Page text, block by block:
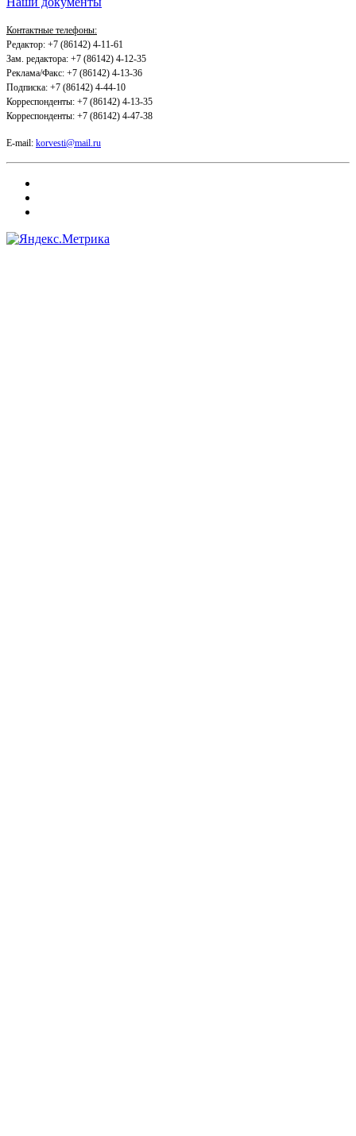
Контактные телефоны:
Редактор: +7 (86142) 4-11-61
Зам. редактора: +7 (86142) 4-12-35
Реклама/Факс: +7 (86142) 4-13-36
Подписка: +7 (86142) 4-44-10
Корреспонденты: +7 (86142) 4-13-35
Корреспонденты: +7 (86142) 4-47-38
E-mail: korvesti@mail.ru